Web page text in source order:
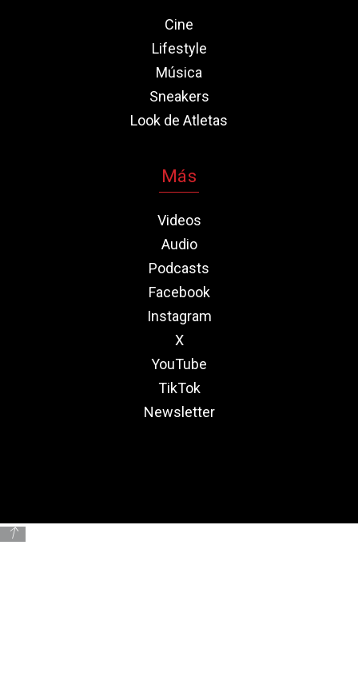
Cine
Lifestyle
Música
Sneakers
Look de Atletas
Más
Videos
Audio
Podcasts
Facebook
Instagram
X
YouTube
TikTok
Newsletter